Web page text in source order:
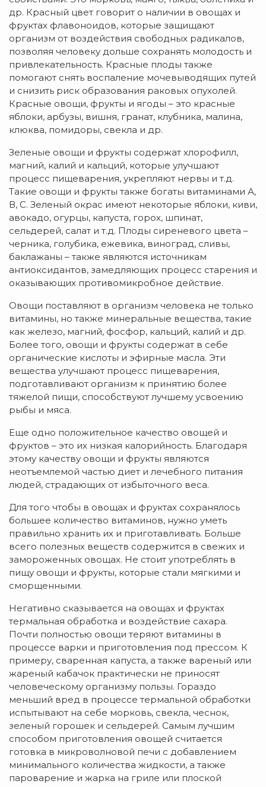
др. Красный цвет говорит о наличии в овощах и
фруктах флавоноидов, которые защищают
организм от воздействия свободных радикалов,
позволяя человеку дольше сохранять молодость и
привлекательность. Красные плоды также
помогают снять воспаление мочевыводящих путей
и снизить риск образования раковых опухолей.
Красные овощи, фрукты и ягоды – это красные
яблоки, арбузы, вишня, гранат, клубника, малина,
клюква, помидоры, свекла и др.
Зеленые овощи и фрукты содержат хлорофилл,
магний, калий и кальций, которые улучшают
процесс пищеварения, укрепляют нервы и т.д.
Такие овощи и фрукты также богаты витаминами А,
В, С. Зеленый окрас имеют некоторые яблоки, киви,
авокадо, огурцы, капуста, горох, шпинат,
сельдерей, салат и т.д. Плоды сиреневого цвета –
черника, голубика, ежевика, виноград, сливы,
баклажаны – также являются источникам
антиоксидантов, замедляющих процесс старения и
оказывающих противомикробное действие.
Овощи поставляют в организм человека не только
витамины, но также минеральные вещества, такие
как железо, магний, фосфор, кальций, калий и др.
Более того, овощи и фрукты содержат в себе
органические кислоты и эфирные масла. Эти
вещества улучшают процесс пищеварения,
подготавливают организм к принятию более
тяжелой пищи, способствуют лучшему усвоению
рыбы и мяса.
Еще одно положительное качество овощей и
фруктов – это их низкая калорийность. Благодаря
этому качеству овощи и фрукты являются
неотъемлемой частью диет и лечебного питания
людей, страдающих от избыточного веса.
Для того чтобы в овощах и фруктах сохранялось
большее количество витаминов, нужно уметь
правильно хранить их и приготавливать. Больше
всего полезных веществ содержится в свежих и
замороженных овощах. Не стоит употреблять в
пищу овощи и фрукты, которые стали мягкими и
сморщенными.
Негативно сказывается на овощах и фруктах
термальная обработка и воздействие сахара.
Почти полностью овощи теряют витамины в
процессе варки и приготовления под прессом. К
примеру, сваренная капуста, а также вареный или
жареный кабачок практически не приносят
человеческому организму пользы. Гораздо
меньший вред в процессе термальной обработки
испытывают на себе морковь, свекла, чеснок,
зеленый горошек и сельдерей. Самым лучшим
способом приготовления овощей считается
готовка в микроволновой печи с добавлением
минимального количества жидкости, а также
пароварение и жарка на гриле или плоской